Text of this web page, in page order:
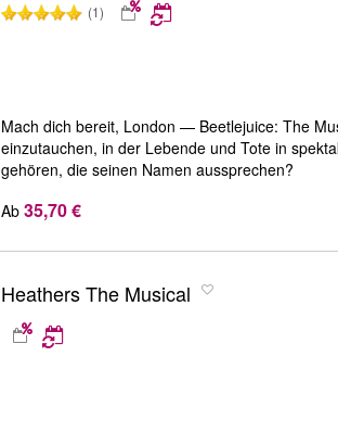
(1)
Mach dich bereit, London — Beetlejuice: The
einzutauchen, in der Lebende und Tote in
gehören, die seinen Namen aussprechen?
Ab 35,70 €
Heathers The Musical